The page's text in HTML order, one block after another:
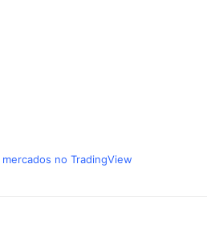
no TradingView